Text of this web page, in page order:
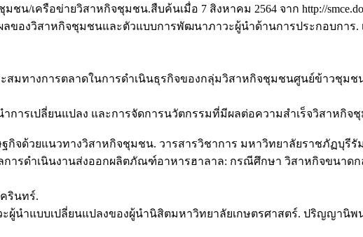
น/เครือข่ายวิสาหกิจชุมชน.สืบค้นเมื่อ 7 สิงหาคม 2564 จาก http://
ของวิสาหกิจชุมชนและตัวแบบการพัฒนาภาวะผู้นำด้านการประกอบการ.
สมทางการตลาดในการดำเนินธุรกิจของกลุ่มวิสาหกิจชุมชนศูนย์ข้าวชุมช
การเปลี่ยนแปลง และการจัดการนวัตกรรมที่มีผลต่อความสำเร็จวิสาหกิ
กิจด้วยแนวทางวิสาหกิจชุมชน. วารสารวิชาการ มหาวิทยาลัยราชภัฏบุรีรัม
การดำเนินงานส่งออกผลิตภัณฑ์อาหารฮาลาล: กรณีศึกษา วิสาหกิจขนาด
รินทร์.
ะผู้นำแบบเปลี่ยนแปลงของผู้นำนิสิตมหาวิทยาลัยเกษตรศาสตร์. ปริญญา